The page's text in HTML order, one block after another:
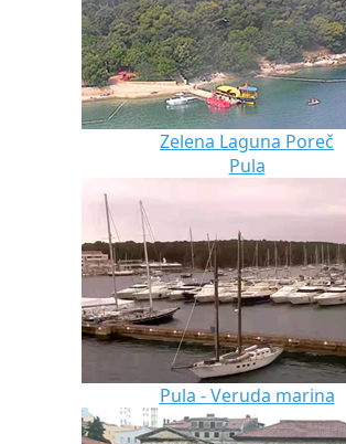
Zelena Laguna Poreč
Pula
Pula - Veruda marina